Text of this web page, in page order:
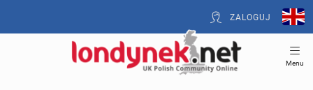
ZALOGUJ
Menu